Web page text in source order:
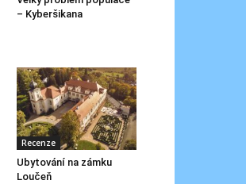
– Kyberšikana
Recenze
Ubytování na zámku
Loučeň